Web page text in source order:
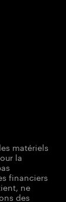
matériels
la
financiers
ne
des